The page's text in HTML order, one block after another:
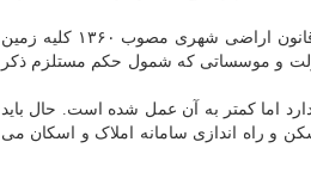
ازاین رو گزارش در ماده ۱۰ قانون زمین شهری مصوب ۱۳۶۶ مقرر شده است «از تاریخ تصویب قانون اراضی شهری مصوب ۱۳۶۰ کلیه زمین
و موسساتی که شمول حکم مستلزم ذکر
دارد اما کمتر به آن عمل شده است. حال باید
و راه اندازی سامانه املاک و اسکان می